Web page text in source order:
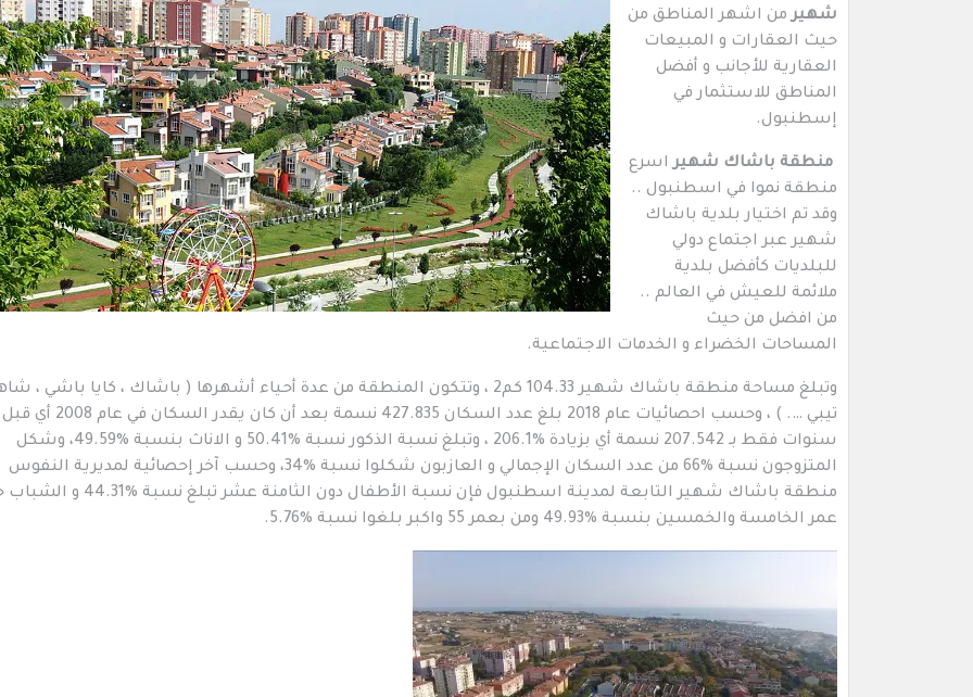
شهيرمن اشهر المناطق من
حيث العقارات و المبيعات
العقارية للأجانب و أفضل
المناطق للاستثمار في
إسطنبول.
منطقة باشاك شهيراسرع
منطقة نموا في اسطنبول ..
وقد تم اختيار بلدية باشاك
شهير عبر اجتماع دولي
للبلديات كأفضل بلدية
ملائمة للعيش في العالم ..
من افضل من حيث
المساحات الخضراء و الخدمات الاجتماعية.
وتبلغ مساحة منطقة باشاك شهير 104.33 كم2 ، وتتكون المنطقة من عدة أحياء أشهرها ( باشاك ، كايا باشي ،
تيبي …. ) ، وحسب احصائيات عام 2018 بلغ عدد السكان 427.835
سنوات فقط بـ 207.542 نسمة أي بزيادة %206.1 ، وتبلغ نسبة الذكور نسبة %50.41 و الاناث بنسبة %49.59، وشكل
المتزوجون نسبة %66 من عدد السكان الإجمالي و العازبون شكلوا نسبة %34، وحسب آخر إحصائية لمديرية النفوس
منطقة باشاك شهير التابعة لمدينة اسطنبول فإن نسبة الأطفال دون الثامنة عشر
عمر الخامسة والخمسين بنسبة %49.93 ومن بعمر 55 واكبر بلغوا نسبة %5.76.